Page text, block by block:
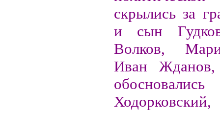
скрылись за
и сын
Волков,
Иван